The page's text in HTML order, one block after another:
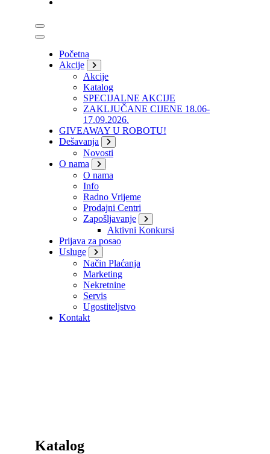
Početna
Akcije
Akcije
Katalog
SPECIJALNE AKCIJE
ZAKLJUČANE CIJENE 18.06-
17.09.2026.
GIVEAWAY U ROBOTU!
Dešavanja
Novosti
O nama
O nama
Info
Radno Vrijeme
Prodajni Centri
Zapošljavanje
Aktivni Konkursi
Prijava za posao
Usluge
Način Plaćanja
Marketing
Nekretnine
Servis
Ugostiteljstvo
Kontakt
Katalog